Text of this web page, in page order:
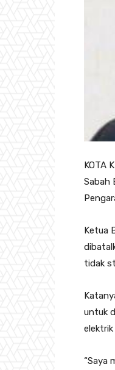
KOTA
Sabah
Ketua
tidak
untuk
“Saya